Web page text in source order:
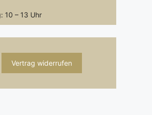
10 – 13 Uhr
Vertrag widerrufen